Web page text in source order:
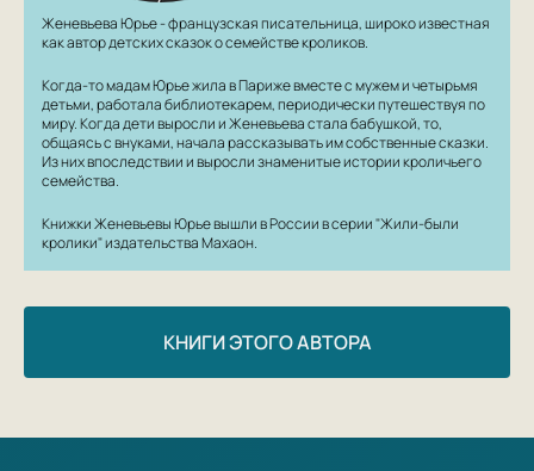
Женевьева Юрье - французская писательница, широко известная
как автор детских сказок о семействе кроликов.
Когда-то мадам Юрье жила в Париже вместе с мужем и четырьмя
детьми, работала библиотекарем, периодически путешествуя по
миру. Когда дети выросли и Женевьева стала бабушкой, то,
общаясь с внуками, начала рассказывать им собственные сказки.
Из них впоследствии и выросли знаменитые истории кроличьего
семейства.
Книжки Женевьевы Юрье вышли в России в серии "Жили-были
кролики" издательства Махаон.
КНИГИ ЭТОГО АВТОРА